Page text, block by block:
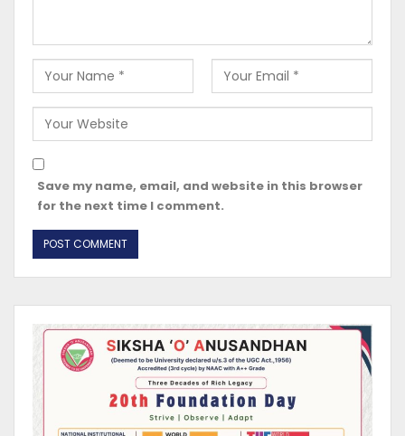
Save my name, email, and website in this browser
for the next time I comment.